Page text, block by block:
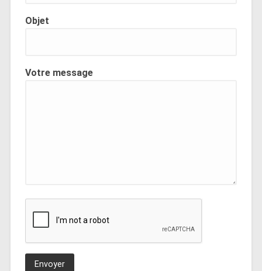
Objet
Votre message